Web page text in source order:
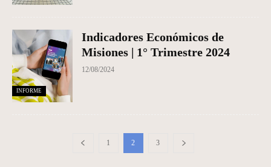
INFORME
Indicadores Económicos de
Misiones | 1° Trimestre 2024
12/08/2024
1 2 3